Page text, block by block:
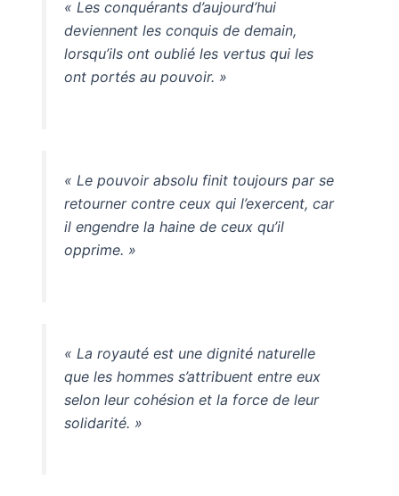
« Les conquérants d’aujourd’hui
deviennent les conquis de demain,
lorsqu’ils ont oublié les vertus qui les
ont portés au pouvoir. »
« Le pouvoir absolu finit toujours par se
retourner contre ceux qui l’exercent, car
il engendre la haine de ceux qu’il
opprime. »
« La royauté est une dignité naturelle
que les hommes s’attribuent entre eux
selon leur cohésion et la force de leur
solidarité. »